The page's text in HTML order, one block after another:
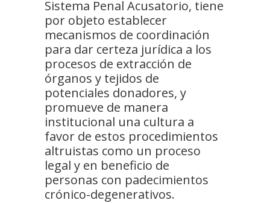
Sistema Penal Acusatorio, tiene
por objeto establecer
mecanismos de coordinación
para dar certeza jurídica a los
procesos de extracción de
órganos y tejidos de
potenciales donadores, y
promueve de manera
institucional una cultura a
favor de estos procedimientos
altruistas como un proceso
legal y en beneficio de
personas con padecimientos
crónico-degenerativos.